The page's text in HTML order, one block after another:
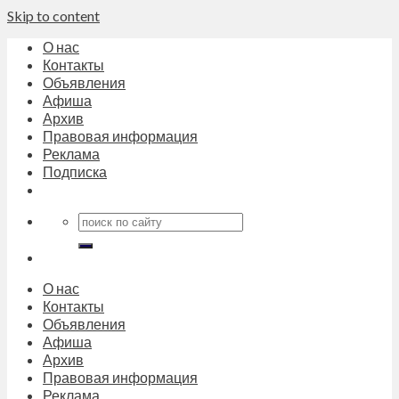
Skip to content
О нас
Контакты
Объявления
Афиша
Архив
Правовая информация
Реклама
Подписка
О нас
Контакты
Объявления
Афиша
Архив
Правовая информация
Реклама